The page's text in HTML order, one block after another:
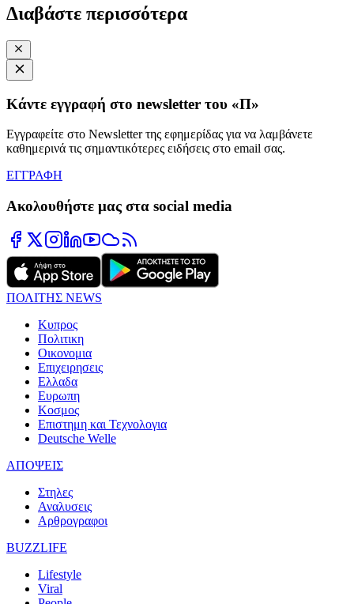
Διαβάστε περισσότερα
Κάντε εγγραφή στο newsletter του «Π»
Εγγραφείτε στο Newsletter της εφημερίδας για να λαμβάνετε
καθημερινά τις σημαντικότερες ειδήσεις στο email σας.
ΕΓΓΡΑΦΗ
Ακολουθήστε μας στα social media
ΠΟΛΙΤΗΣ NEWS
Κυπρος
Πολιτικη
Οικονομια
Επιχειρησεις
Ελλαδα
Ευρωπη
Κοσμος
Επιστημη και Τεχνολογια
Deutsche Welle
ΑΠΟΨΕΙΣ
Στηλες
Αναλυσεις
Αρθρογραφοι
BUZZLIFE
Lifestyle
Viral